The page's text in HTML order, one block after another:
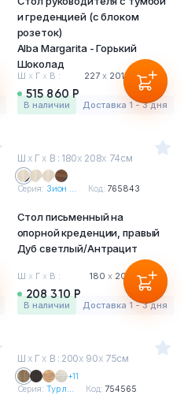
и греденцией (с блоком
розеток)
Alba Margarita - Горький
Шоколад
Ш х Г х В : 227 х 201.6 х75 см
515 860 Р
в наличии Доставка 1 - 3 дня
Ш х Г х В : 180х 208х 74см
Серия: Зион ... Код: 765843
Стол письменный на
опорной креденции, правый
Дуб светлый/Антрацит
Ш х Г х В : 180 х 208 х74 см
208 310 Р
в наличии Доставка 1 - 3 дня
Ш х Г х В : 200х 90х 75см
+11
Серия: Тур л... Код: 754565